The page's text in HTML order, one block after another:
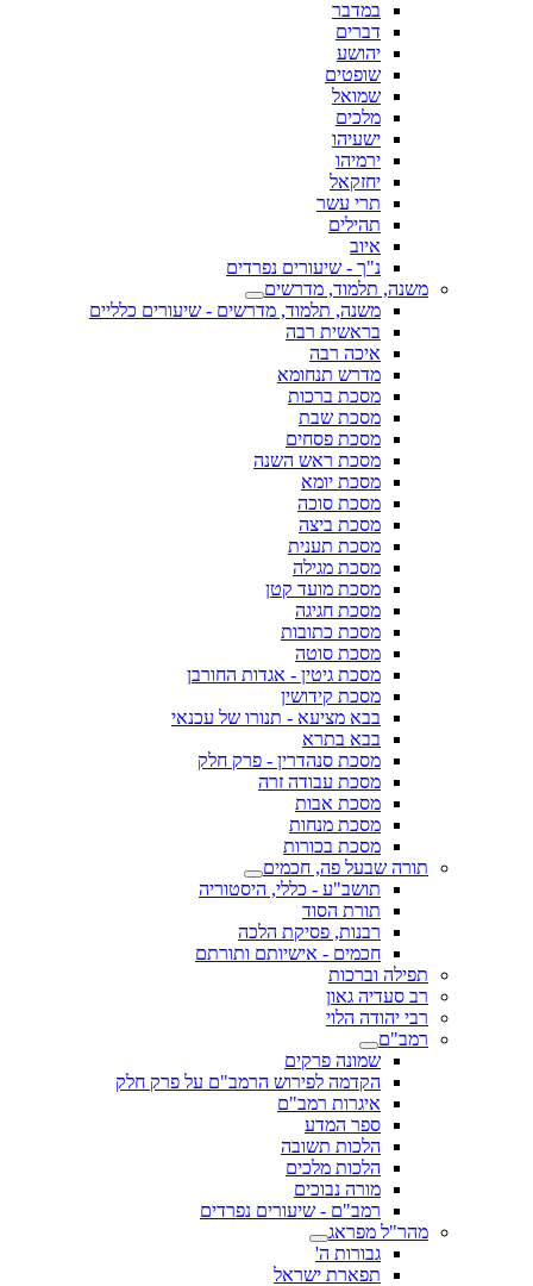
במדבר
דברים
יהושע
שופטים
שמואל
מלכים
ישעיהו
ירמיהו
יחזקאל
תרי עשר
תהילים
איוב
נ"ך - שיעורים נפרדים
משנה, תלמוד, מדרשים
משנה, תלמוד, מדרשים - שיעורים כלליים
בראשית רבה
איכה רבה
מדרש תנחומא
מסכת ברכות
מסכת שבת
מסכת פסחים
מסכת ראש השנה
מסכת יומא
מסכת סוכה
מסכת ביצה
מסכת תענית
מסכת מגילה
מסכת מועד קטן
מסכת חגיגה
מסכת כתובות
מסכת סוטה
מסכת גיטין - אגדות החורבן
מסכת קידושין
בבא מציעא - תנורו של עכנאי
בבא בתרא
מסכת סנהדרין - פרק חלק
מסכת עבודה זרה
מסכת אבות
מסכת מנחות
מסכת בכורות
תורה שבעל פה, חכמים
תושב"ע - כללי, היסטוריה
תורת הסוד
רבנות, פסיקת הלכה
חכמים - אישיותם ותורתם
תפילה וברכות
רב סעדיה גאון
רבי יהודה הלוי
רמב"ם
שמונה פרקים
הקדמה לפירוש הרמב"ם על פרק חלק
איגרות רמב"ם
ספר המדע
הלכות תשובה
הלכות מלכים
מורה נבוכים
רמב"ם - שיעורים נפרדים
מהר"ל מפראג
גבורות ה'
תפארת ישראל